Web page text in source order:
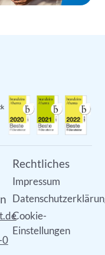
0
Rechtliches
Impressum
Cookie-
Einstellungen